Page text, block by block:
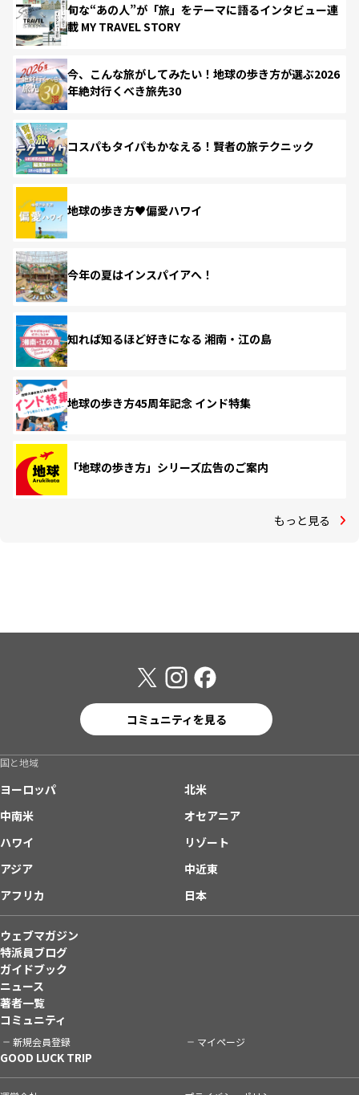
旬な“あの人”が「旅」をテーマに語るインタビュー連
載 MY TRAVEL STORY
今、こんな旅がしてみたい！地球の歩き方が選ぶ2026
年絶対行くべき旅先30
コスパもタイパもかなえる！賢者の旅テクニック
地球の歩き方♥偏愛ハワイ
今年の夏はインスパイアへ！
知れば知るほど好きになる 湘南・江の島
地球の歩き方45周年記念 インド特集
「地球の歩き方」シリーズ広告のご案内
もっと見る
コミュニティを見る
国と地域
ヨーロッパ
北米
中南米
オセアニア
ハワイ
リゾート
アジア
中近東
アフリカ
日本
ウェブマガジン
特派員ブログ
ガイドブック
ニュース
著者一覧
コミュニティ
新規会員登録 マイページ
GOOD LUCK TRIP